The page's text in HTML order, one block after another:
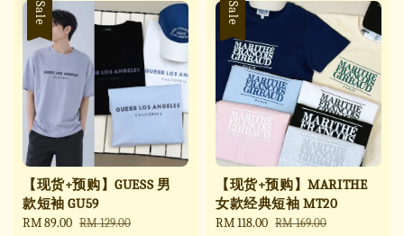
Sale
【现货+预购】GUESS 男
款短袖 GU59
Sale
RM 89.00 Regular
RM 129.00
Sale
【现货+预购】MARITHE
女款经典短袖 MT20
Sale
RM 118.00 Regular
RM 169.00